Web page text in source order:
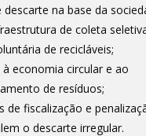
na base da
de coleta
de recicláveis;
economia circular e ao
de resíduos;
de fiscalização e
o descarte irregular.